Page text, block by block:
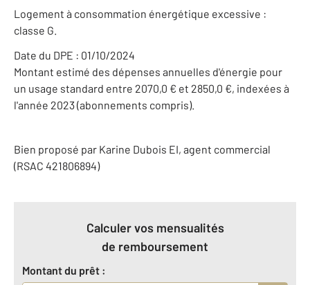
Logement à consommation énergétique excessive :
classe G.
Date du DPE : 01/10/2024
Montant estimé des dépenses annuelles d'énergie pour
un usage standard entre 2070,0 € et 2850,0 €, indexées à
l'année 2023 (abonnements compris).
Bien proposé par Karine Dubois EI, agent commercial
(RSAC 421806894)
Calculer vos mensualités
de remboursement
Montant du prêt :